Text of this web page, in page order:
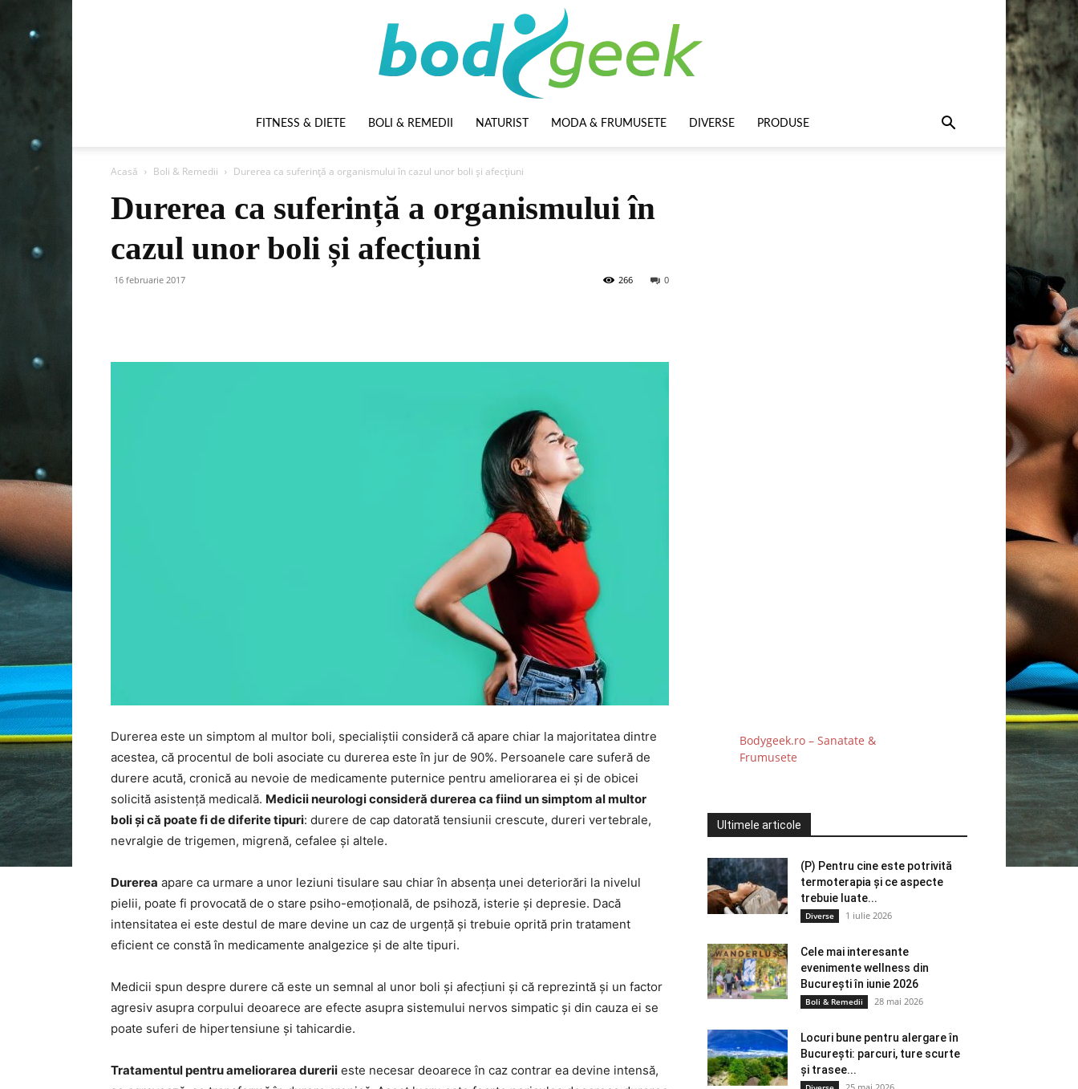
FITNESS & DIETE BOLI & REMEDII NATURIST MODA & FRUMUSETE DIVERSE PRODUSE
Acasă Boli & Remedii Durerea ca suferință a organismului în cazul unor boli și afecțiuni
Durerea ca suferință a organismului în
cazul unor boli și afecțiuni
16 februarie 2017 0
266
Durerea este un simptom al multor boli, specialiștii consideră că apare chiar la majoritatea dintre
acestea, că procentul de boli asociate cu durerea este în jur de 90%. Persoanele care suferă de
durere acută, cronică au nevoie de medicamente puternice pentru ameliorarea ei și de obicei
solicită asistență medicală. Medicii neurologi consideră durerea ca fiind un simptom al multor
boli și că poate fi de diferite tipuri: durere de cap datorată tensiunii crescute, dureri vertebrale,
nevralgie de trigemen, migrenă, cefalee și altele.
Durerea apare ca urmare a unor leziuni tisulare sau chiar în absența unei deteriorări la nivelul
pielii, poate fi provocată de o stare psiho-emoțională, de psihoză, isterie și depresie. Dacă
intensitatea ei este destul de mare devine un caz de urgență și trebuie oprită prin tratament
eficient ce constă în medicamente analgezice și de alte tipuri.
Medicii spun despre durere că este un semnal al unor boli și afecțiuni și că reprezintă și un factor
agresiv asupra corpului deoarece are efecte asupra sistemului nervos simpatic și din cauza ei se
poate suferi de hipertensiune și tahicardie.
Tratamentul pentru ameliorarea durerii este necesar deoarece în caz contrar ea devine intensă,
Bodygeek.ro – Sanatate &
Frumusete
Ultimele articole
(P) Pentru cine este potrivită
termoterapia și ce aspecte
trebuie luate...
Diverse 1 iulie 2026
Cele mai interesante
evenimente wellness din
București în iunie 2026
Boli & Remedii 28 mai 2026
Locuri bune pentru alergare în
București: parcuri, ture scurte
și trasee...